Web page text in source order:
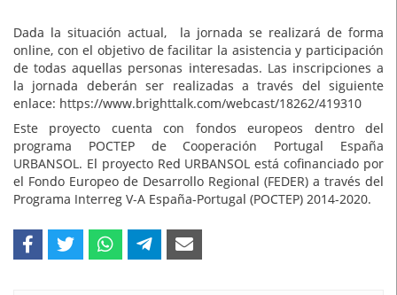
Dada la situación actual, la jornada se realizará de forma
online, con el objetivo de facilitar la asistencia y participación
de todas aquellas personas interesadas. Las inscripciones a
la jornada deberán ser realizadas a través del siguiente
enlace: https://www.brighttalk.com/webcast/18262/419310
Este proyecto cuenta con fondos europeos dentro del
programa POCTEP de Cooperación Portugal España
URBANSOL. El proyecto Red URBANSOL está cofinanciado por
el Fondo Europeo de Desarrollo Regional (FEDER) a través del
Programa Interreg V-A España-Portugal (POCTEP) 2014-2020.